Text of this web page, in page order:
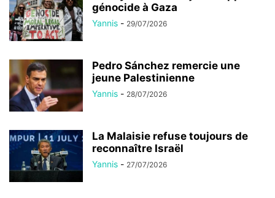
génocide à Gaza
Yannis - 29/07/2026
Pedro Sánchez remercie une
jeune Palestinienne
Yannis - 28/07/2026
La Malaisie refuse toujours de
reconnaître Israël
Yannis - 27/07/2026